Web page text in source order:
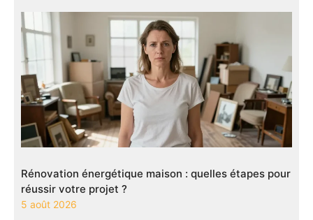
Rénovation énergétique maison : quelles étapes pour
réussir votre projet ?
5 août 2026